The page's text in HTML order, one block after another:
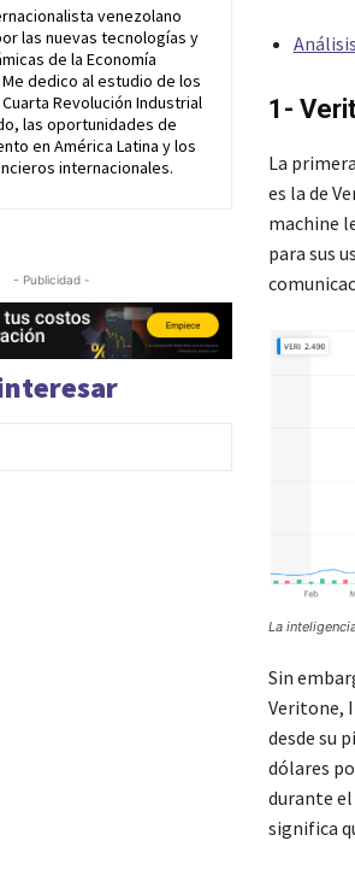
venezolano
las nuevas tecnologías y
de la Economía
dedico al estudio de los
Revolución Industrial
las oportunidades de
en América Latina y los
internacionales.
- Publicidad -
1-
La
es la de
machine
para sus
La
Sin
Veritone,
desde su
dólares
durante
significa